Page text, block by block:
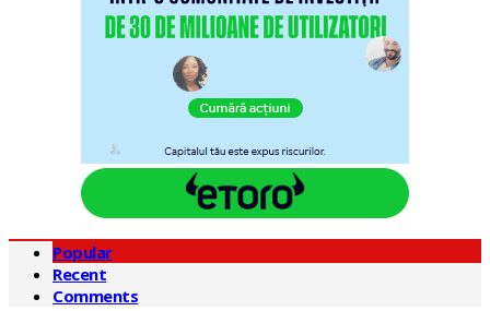
Popular
Recent
Comments